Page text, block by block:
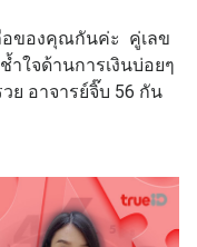
ของคุณกันค่ะ คู่เลข
ำใจด้านการเงินบ่อยๆ
ย อาจารย์จิ๊บ 56 กัน